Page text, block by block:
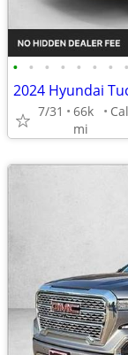
• • • • • • • •
2024 Hyundai
7/31
66k
mi